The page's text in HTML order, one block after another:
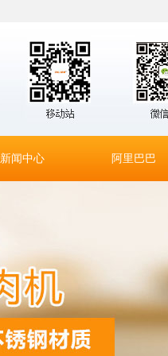
新闻中心 阿里巴巴